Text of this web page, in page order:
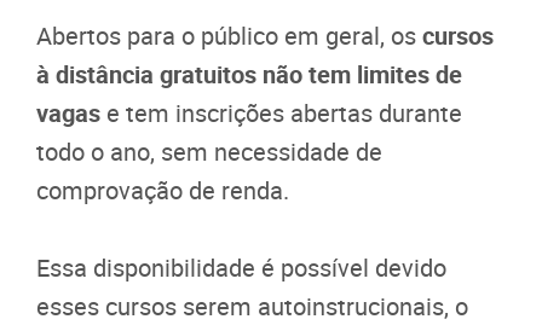
Abertos para o público em geral, oscursos
à distância gratuitos não tem limites de
vagas e tem inscrições abertas durante
todo o ano, sem necessidade de
comprovação de renda.
Essa disponibilidade é possível devido
esses cursos serem autoinstrucionais, o